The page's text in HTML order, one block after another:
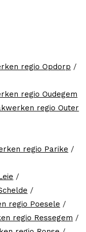
regio Opdorp /
regio Oudegem
regio Outer
regio Parike /
/
/
regio Poesele /
regio Ressegem /